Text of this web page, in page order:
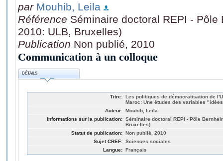
par Mouhib, Leila
Référence Séminaire doctoral REPI -
2010: ULB, Bruxelles)
Publication Non publié, 2010
Communication à un colloque
DÉTAILS
Titre: Les politiques de démocratisation de
Maroc: Une études des variables
Auteur: Mouhib, Leila
Informations sur la publication: Séminaire doctoral REPI - Pôle
Bruxelles)
Statut de publication: Non publié, 2010
Sujet CREF: Sciences sociales
Langue: Français